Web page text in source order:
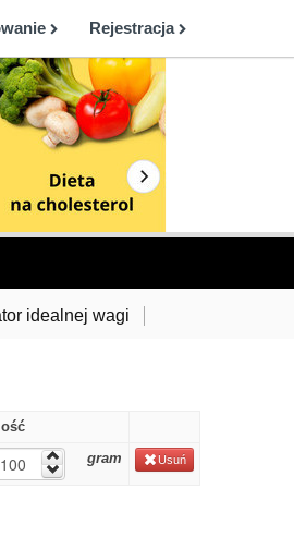
Rejestracja
idealnej wagi
Ilość
gram Usuń